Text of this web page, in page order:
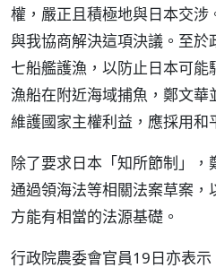
權，嚴正且積極地與日本交
與我協商解決這項決議。至
七船艦護漁，以防止日本可
漁船在附近海域捕魚，鄭文華
維護國家主權利益，應採用和
除了要求日本「知所節制」，
通過領海法等相關法案草案
方能有相當的法源基礎。
行政院農委會官員19日亦表